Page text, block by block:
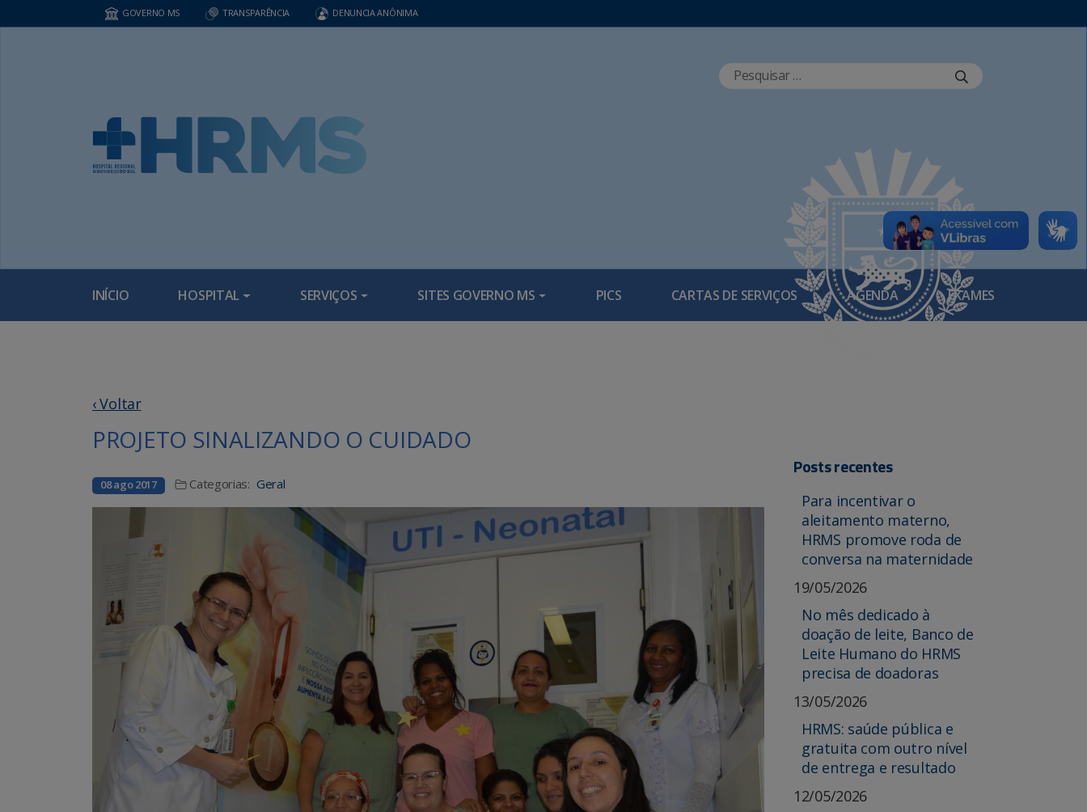
GOVERNO MS TRANSPARÊNCIA DENUNCIA ANÔNIMA
INÍCIO HOSPITAL SERVIÇOS SITES GOVERNO MS PICS CARTAS DE SERVIÇOS AGENDA EXAMES
‹ Voltar
PROJETO SINALIZANDO O CUIDADO
08 ago 2017 Categorias: Geral
Posts recentes
Para incentivar o
aleitamento materno,
HRMS promove roda de
conversa na maternidade
19/05/2026
No mês dedicado à
doação de leite, Banco de
Leite Humano do HRMS
precisa de doadoras
13/05/2026
HRMS: saúde pública e
gratuita com outro nível
de entrega e resultado
12/05/2026